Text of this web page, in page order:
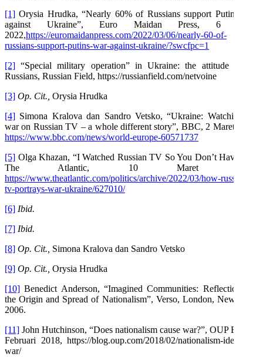
[1] Orysia Hrudka, “Nearly 60% of Russians support Putin’s war
against Ukraine”, Euro Maidan Press, 6 Maret
2022,https://euromaidanpress.com/2022/03/06/nearly-60-of-
russians-support-putins-war-against-ukraine/?swcfpc=1
[2] “Special military operation” in Ukraine: the attitude of the
Russians, Russian Field, https://russianfield.com/netvoine
[3] Op. Cit., Orysia Hrudka
[4] Simona Kralova dan Sandro Vetsko, “Ukraine: Watching the
war on Russian TV – a whole different story”, BBC, 2 Maret 2022,
https://www.bbc.com/news/world-europe-60571737
[5] Olga Khazan, “I Watched Russian TV So You Don’t Have To”,
The Atlantic, 10 Maret 2022,
https://www.theatlantic.com/politics/archive/2022/03/how-russian-
tv-portrays-war-ukraine/627010/
[6] Ibid.
[7] Ibid.
[8] Op. Cit., Simona Kralova dan Sandro Vetsko
[9] Op. Cit., Orysia Hrudka
[10] Benedict Anderson, “Imagined Communities: Reflections on
the Origin and Spread of Nationalism”, Verso, London, New York,
2006.
[11] John Hutchinson, “Does nationalism cause war?”, OUP Blog, 4
Februari 2018, https://blog.oup.com/2018/02/nationalism-ideology-
war/